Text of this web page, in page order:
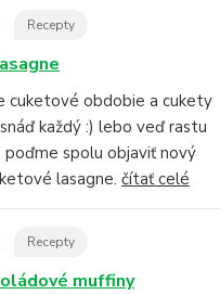
Recepty
cuketové obdobie a cukety
každý :) lebo veď rastu
poďme spolu objaviť nový
lasagne. čítať celé
Recepty
muffiny